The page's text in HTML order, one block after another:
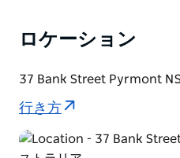
しい体験を生み出します。
プロフェッショナリズムが
ロケーション
37 Bank Street Pyrmont
行き方